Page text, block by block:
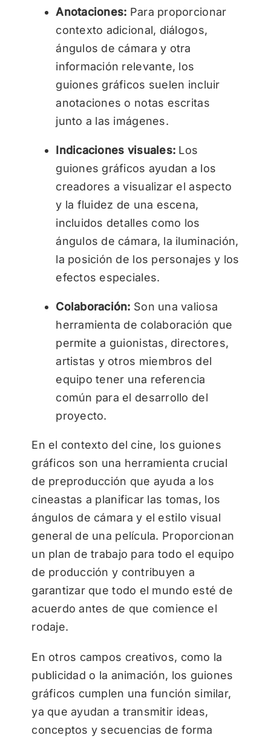
Anotaciones: Para proporcionar
contexto adicional, diálogos,
ángulos de cámara y otra
información relevante, los
guiones gráficos suelen incluir
anotaciones o notas escritas
junto a las imágenes.
Indicaciones visuales: Los
guiones gráficos ayudan a los
creadores a visualizar el aspecto
y la fluidez de una escena,
incluidos detalles como los
ángulos de cámara, la iluminación,
la posición de los personajes y los
efectos especiales.
Colaboración: Son una valiosa
herramienta de colaboración que
permite a guionistas, directores,
artistas y otros miembros del
equipo tener una referencia
común para el desarrollo del
proyecto.
En el contexto del cine, los guiones
gráficos son una herramienta crucial
de preproducción que ayuda a los
cineastas a planificar las tomas, los
ángulos de cámara y el estilo visual
general de una película. Proporcionan
un plan de trabajo para todo el equipo
de producción y contribuyen a
garantizar que todo el mundo esté de
acuerdo antes de que comience el
rodaje.
En otros campos creativos, como la
publicidad o la animación, los guiones
gráficos cumplen una función similar,
ya que ayudan a transmitir ideas,
conceptos y secuencias de forma